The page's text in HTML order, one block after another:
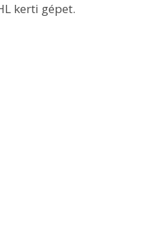
kerti gépet.